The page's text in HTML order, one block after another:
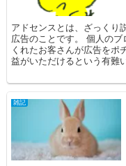
アドセンスとは、ざっくり
広告のことです。 個人の
くれたお客さんが広告をポ
益がいただけるという有難
雑記